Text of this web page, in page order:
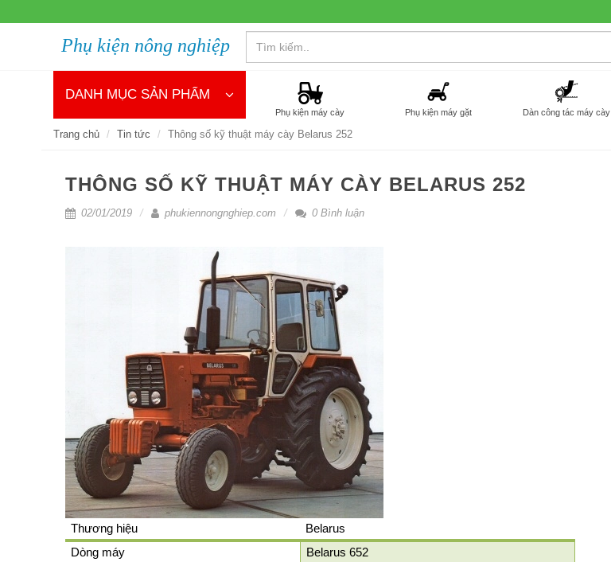
Phụ kiện nông nghiệp
DANH MỤC SẢN PHẨM
Phụ kiện máy cày Phụ kiện máy gặt Dàn công tác máy cày
Trang chủ Tin tức Thông số kỹ thuật máy cày Belarus 252
THÔNG SỐ KỸ THUẬT MÁY CÀY BELARUS 252
02/01/2019 phukiennongnghiep.com 0 Bình luận
Thương hiệu
Belarus
Dòng máy
Belarus 652